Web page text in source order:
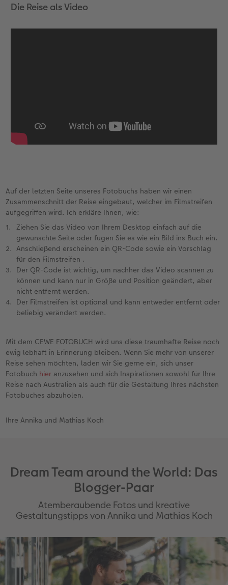
Die Reise als Video
Auf der letzten Seite unseres Fotobuchs haben wir einen
Zusammenschnitt der Reise eingebaut, welcher im Filmstreifen
aufgegriffen wird. Ich erkläre Ihnen, wie:
Ziehen Sie das Video von Ihrem Desktop einfach auf die
gewünschte Seite oder fügen Sie es wie ein Bild ins Buch ein.
Anschließend erscheinen ein QR-Code sowie ein Vorschlag
für den Filmstreifen .
Der QR-Code ist wichtig, um nachher das Video scannen zu
können und kann nur in Größe und Position geändert, aber
nicht entfernt werden.
Der Filmstreifen ist optional und kann entweder entfernt oder
beliebig verändert werden.
Mit dem CEWE FOTOBUCH wird uns diese traumhafte Reise noch
ewig lebhaft in Erinnerung bleiben. Wenn Sie mehr von unserer
Reise sehen möchten, laden wir Sie gerne ein, sich unser
Fotobuch hier anzusehen und sich Inspirationen sowohl für Ihre
Reise nach Australien als auch für die Gestaltung Ihres nächsten
Fotobuches abzuholen.
Ihre Annika und Mathias Koch
Dream Team around the World: Das
Blogger-Paar
Atemberaubende Fotos und kreative
Gestaltungstipps von Annika und Mathias Koch